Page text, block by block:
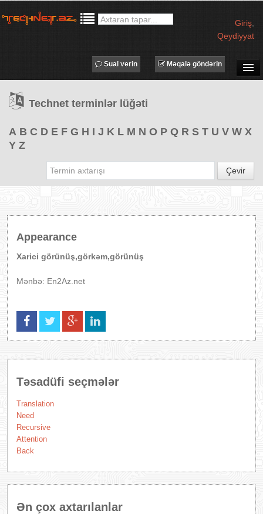
Giriş
Qeydiyyat
TƏDBİRLƏR
PROQRAMLAR
Məqalə göndərin
Sual verin
Technet terminlər lüğəti
A B C D E F G H I J K L M N O P Q R S T U V W X
Y Z
Çevir
Appearance
Xarici görünüş,görkəm,görünüş
Mənbə: En2Az.net
Təsadüfi seçmələr
Translation
Need
Recursive
Attention
Back
Ən çox axtarılanlar